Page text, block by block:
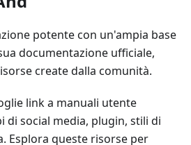
potente con un'ampia base
documentazione ufficiale,
create dalla comunità.
link a manuali utente
di social media, plugin, stili di
Esplora queste risorse per